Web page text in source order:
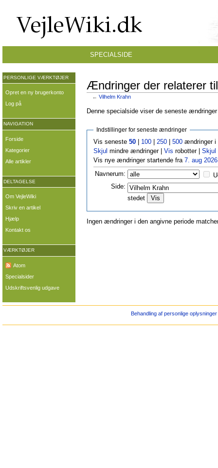
Ændringer der relaterer
← Vilhelm Krahn
Denne specialside viser de seneste
Indstillinger for seneste ændringer
Vis seneste 50| 100| 250| 500ændringer i
Skjul mindre ændringer | Vis robotter | Skjul
Vis nye ændringer startende fra 7. aug
Navnerum:
Side:
stedet
Ingen ændringer i den angivne periode
SPECIALSIDE
PERSONLIGE VÆRKTØJER
Opret en ny brugerkonto
Log på
NAVIGATION
Forside
Kategorier
Alle artikler
DELTAGELSE
Om VejleWiki
Skriv en artikel
Hjælp
Kontakt os
VÆRKTØJER
Atom
Specialsider
Udskriftsvenlig udgave
Behandling af personlige oplysninger